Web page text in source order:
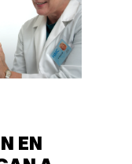
EN